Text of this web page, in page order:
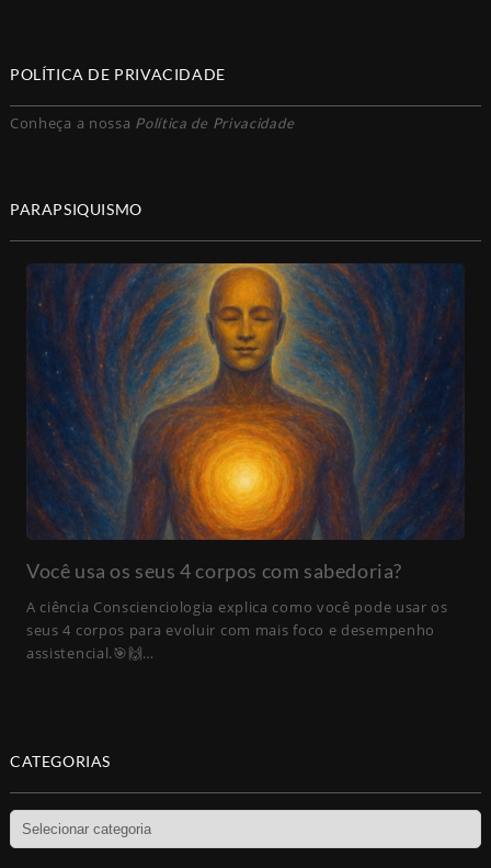
POLÍTICA DE PRIVACIDADE
Conheça a nossa Política de Privacidade
PARAPSIQUISMO
Você usa os seus 4 corpos com sabedoria?
A ciência Conscienciologia explica como você pode usar os
seus 4 corpos para evoluir com mais foco e desempenho
assistencial.🎯🙌…
CATEGORIAS
Categorias